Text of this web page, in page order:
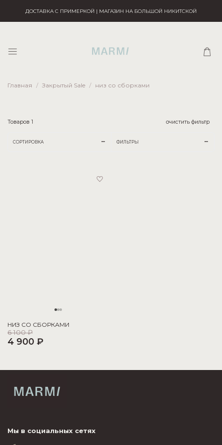
ДОСТАВКА С ПРИМЕРКОЙ | МАГАЗИН НА БОЛЬШОЙ НИКИТСКОЙ
Главная Закрытый Sale низ со сборками
Товаров 1 очистить фильтр
СОРТИРОВКА ФИЛЬТРЫ
НИЗ СО СБОРКАМИ
6 100 ₽
4 900 ₽
Мы в социальных сетях